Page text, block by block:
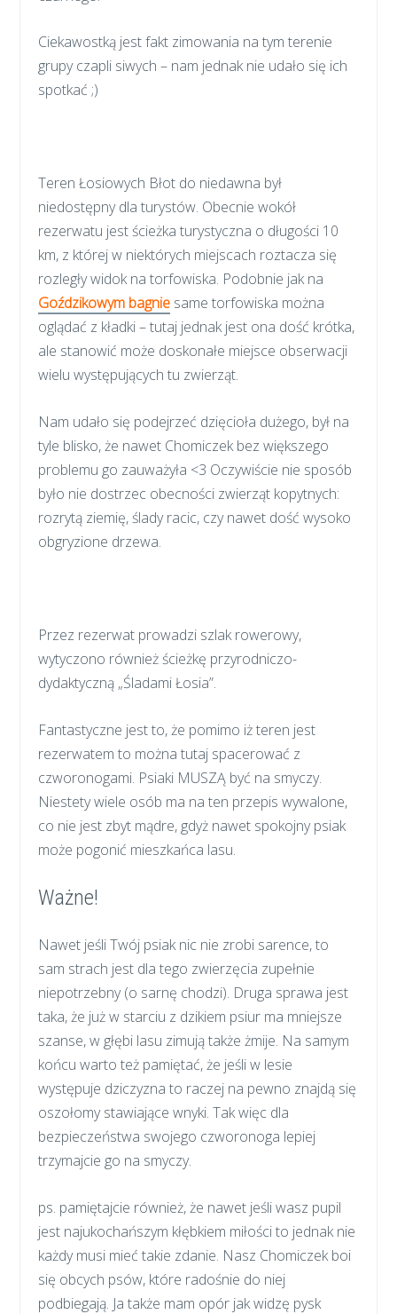
Ciekawostką jest fakt zimowania na tym terenie
grupy czapli siwych – nam jednak nie udało się ich
spotkać ;)
Teren Łosiowych Błot do niedawna był
niedostępny dla turystów. Obecnie wokół
rezerwatu jest ścieżka turystyczna o długości 10
km, z której w niektórych miejscach roztacza się
rozległy widok na torfowiska. Podobnie jak na
Goździkowym bagnie same torfowiska można
oglądać z kładki – tutaj jednak jest ona dość krótka,
ale stanowić może doskonałe miejsce obserwacji
wielu występujących tu zwierząt.
Nam udało się podejrzeć dzięcioła dużego, był na
tyle blisko, że nawet Chomiczek bez większego
problemu go zauważyła <3 Oczywiście nie sposób
było nie dostrzec obecności zwierząt kopytnych:
rozrytą ziemię, ślady racic, czy nawet dość wysoko
obgryzione drzewa.
Przez rezerwat prowadzi szlak rowerowy,
wytyczono również ścieżkę przyrodniczo-
dydaktyczną „Śladami Łosia”.
Fantastyczne jest to, że pomimo iż teren jest
rezerwatem to można tutaj spacerować z
czworonogami. Psiaki MUSZĄ być na smyczy.
Niestety wiele osób ma na ten przepis wywalone,
co nie jest zbyt mądre, gdyż nawet spokojny psiak
może pogonić mieszkańca lasu.
Ważne!
Nawet jeśli Twój psiak nic nie zrobi sarence, to
sam strach jest dla tego zwierzęcia zupełnie
niepotrzebny (o sarnę chodzi). Druga sprawa jest
taka, że już w starciu z dzikiem psiur ma mniejsze
szanse, w głębi lasu zimują także żmije. Na samym
końcu warto też pamiętać, że jeśli w lesie
występuje dziczyzna to raczej na pewno znajdą się
oszołomy stawiające wnyki. Tak więc dla
bezpieczeństwa swojego czworonoga lepiej
trzymajcie go na smyczy.
ps. pamiętajcie również, że nawet jeśli wasz pupil
jest najukochańszym kłębkiem miłości to jednak nie
każdy musi mieć takie zdanie. Nasz Chomiczek boi
się obcych psów, które radośnie do niej
podbiegają. Ja także mam opór jak widzę pysk